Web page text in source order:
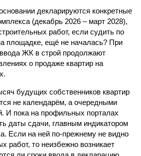
декларируются конкретные
(декабрь 2026 – март 2028),
работ, если судить по
площадке, ещё не началась? При
ЖК в строй продолжают
о продаже квартир на
будущих собственников квартир
не календарём, а очередными
И пока на профильных порталах
даты сдачи, главным индикатором
Если на ней по-прежнему не видно
работ, то неизбежно возникает